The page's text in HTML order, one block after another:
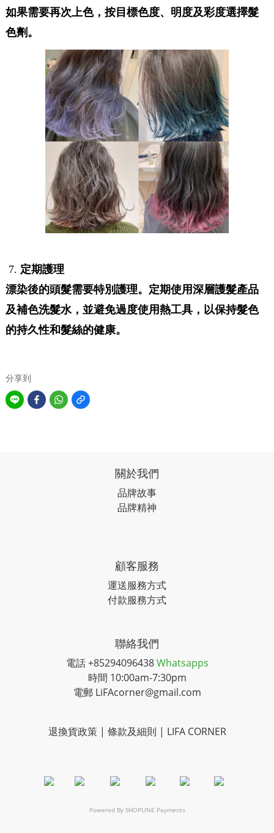
如果需要再次上色，按目標色度、明度及彩度選擇髮
色劑。
7. 定期護理
漂染後的頭髮需要特別護理。定期使用深層護髮產品
及補色洗髮水，並避免過度使用熱工具，以保持髮色
的持久性和髮絲的健康。
分享到
關於我們
品牌故事
品牌精神
顧客服務
運送服務方式
付款服務方式
聯絡我們
電話 +85294096438Whatsapps
時間 10:00am-7:30pm
電郵 LiFAcorner@gmail.com
退換貨政策 | 條款及細則 | LIFA CORNER
Powered By SHOPLINE Payments